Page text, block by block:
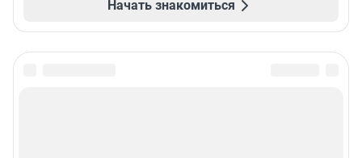
Начать знакомиться